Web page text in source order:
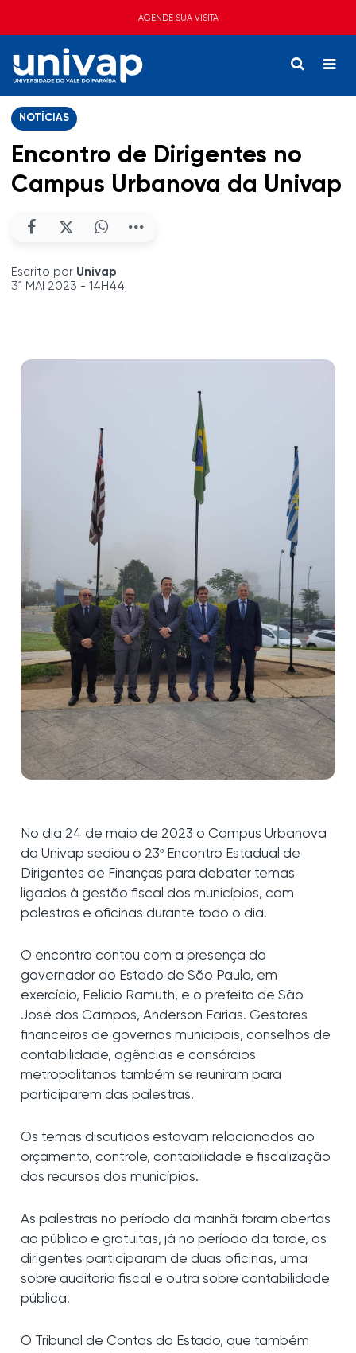
AGENDE SUA VISITA
NOTÍCIAS
Encontro de Dirigentes no
Campus Urbanova da Univap
Escrito por Univap
31 MAI 2023 - 14H44
No dia 24 de maio de 2023 o Campus Urbanova
da Univap sediou o 23º Encontro Estadual de
Dirigentes de Finanças para debater temas
ligados à gestão fiscal dos municípios, com
palestras e oficinas durante todo o dia.
O encontro contou com a presença do
governador do Estado de São Paulo, em
exercício, Felicio Ramuth, e o prefeito de São
José dos Campos, Anderson Farias. Gestores
financeiros de governos municipais, conselhos de
contabilidade, agências e consórcios
metropolitanos também se reuniram para
participarem das palestras.
Os temas discutidos estavam relacionados ao
orçamento, controle, contabilidade e fiscalização
dos recursos dos municípios.
As palestras no período da manhã foram abertas
ao público e gratuitas, já no período da tarde, os
dirigentes participaram de duas oficinas, uma
sobre auditoria fiscal e outra sobre contabilidade
pública.
O Tribunal de Contas do Estado, que também